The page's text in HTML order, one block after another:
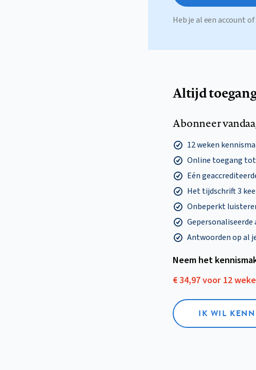
Heb je al een account
Altijd
Abonneer
12 weken
Online toegang
Eén
Het tijdschrift 3
Onbeperkt
Antwoorden op al
Neem het
€ 34,97 voor 12
IK WIL